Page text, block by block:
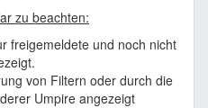
zu beachten:
freigemeldete und noch nicht
von Filtern oder durch die
Umpire angezeigt